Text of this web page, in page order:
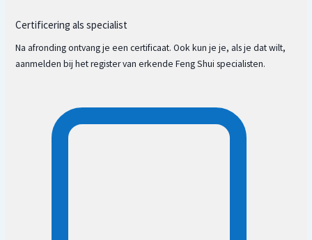
Certificering als specialist
Na afronding ontvang je een certificaat. Ook kun je je, als je dat wilt,
aanmelden bij het register van erkende Feng Shui specialisten.